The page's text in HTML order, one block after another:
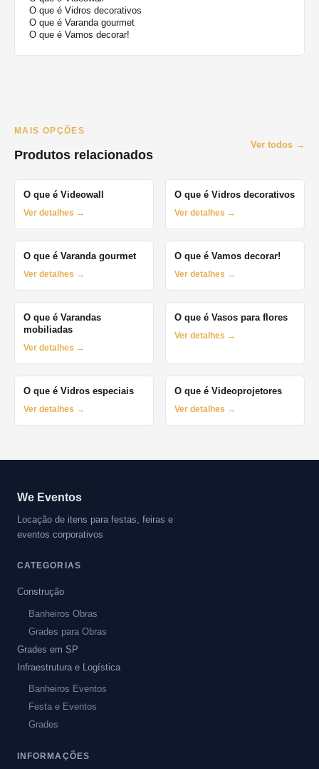
O que é Vidros decorativos
O que é Varanda gourmet
O que é Vamos decorar!
MAIS OPÇÕES
Produtos relacionados
Ver todos →
O que é Videowall
Ver detalhes →
O que é Vidros decorativos
Ver detalhes →
O que é Varanda gourmet
Ver detalhes →
O que é Vamos decorar!
Ver detalhes →
O que é Varandas
mobiliadas
Ver detalhes →
O que é Vasos para flores
Ver detalhes →
O que é Vidros especiais
Ver detalhes →
O que é Videoprojetores
Ver detalhes →
We Eventos
Locação de itens para festas, feiras e
eventos corporativos
CATEGORIAS
Construção
Banheiros Obras
Grades para Obras
Grades em SP
Infraestrutura e Logística
Banheiros Eventos
Festa e Eventos
Grades
INFORMAÇÕES